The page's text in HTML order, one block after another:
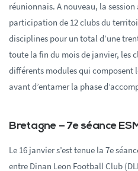
réunionnais. A nouveau, la
participation de 12 clubs du
disciplines pour un total d’une
toute la fin du mois de janvier, les
différents modules qui composent
avant d’entamer la phase
Bretagne – 7e séance
Le 16 janvier s’est tenue la 7e
entre Dinan Leon Football Club